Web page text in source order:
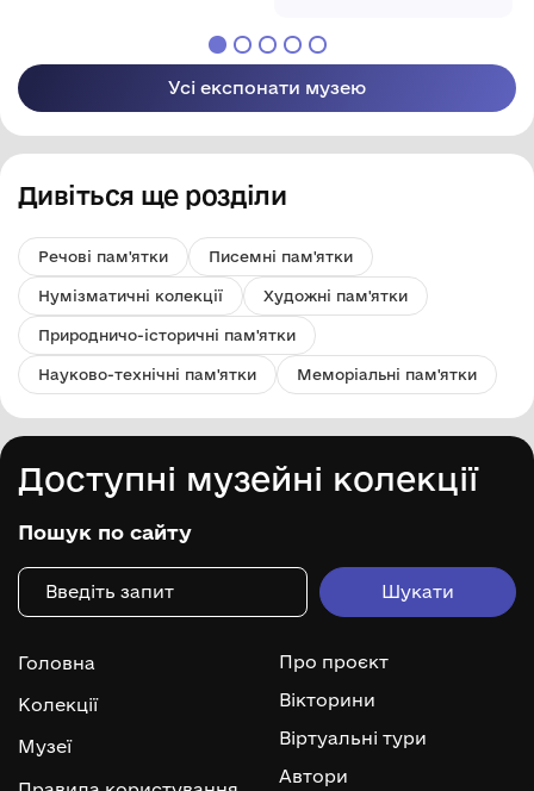
Усі експонати музею
Дивіться ще розділи
Речові пам'ятки Писемні пам'ятки
Нумізматичні колекції Художні пам'ятки
Природничо-історичні пам'ятки
Науково-технічні пам'ятки Меморіальні пам'ятки
Доступні музейні колекції
Пошук по сайту
Головна
Колекції
Музеї
Про проєкт
Вікторини
Віртуальні тури
Автори